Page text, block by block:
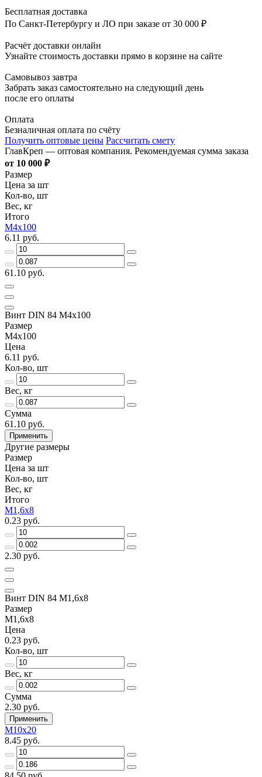
Бесплатная доставка
По Санкт-Петербургу и ЛО при заказе от 30 000 ₽
Расчёт доставки онлайн
Узнайте стоимость доставки прямо в корзине на сайте
Самовывоз завтра
Забрать заказ самостоятельно на следующий день
после его оплаты
Оплата
Безналичная оплата по счёту
Получить оптовые цены Рассчитать смету
ГлавКреп — оптовая компания. Рекомендуемая сумма заказа
от 10 000 ₽
Размер
Цена за шт
Кол-во, шт
Вес, кг
Итого
М4х100
6.11 руб.
61.10 руб.
Винт DIN 84 М4х100
Размер
М4х100
Цена
6.11 руб.
Кол-во, шт
Вес, кг
Сумма
61.10 руб.
Применить
Другие размеры
Размер
Цена за шт
Кол-во, шт
Вес, кг
Итого
М1,6х8
0.23 руб.
2.30 руб.
Винт DIN 84 М1,6х8
Размер
М1,6х8
Цена
0.23 руб.
Кол-во, шт
Вес, кг
Сумма
2.30 руб.
Применить
М10х20
8.45 руб.